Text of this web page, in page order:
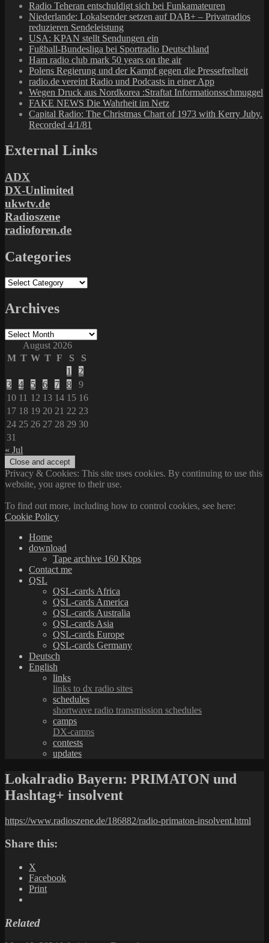
Radio Teheran entschuldigt sich bei Funkamateuren
Niederlande: Lokalsender setzen auf DAB+ – Privatradios
reduzieren Sendeleistung
USA: KPAN stellt Sendungen ein
Fußball-Bundesliga bei Sportradio Deutschland
Ham radio club mark 50 years on the air
Polens Regierung und der Kampf gegen die Pressefreiheit
radio.de vereint Radio und Podcasts in einer App
Wegen Druck aus Nordkorea :Straftat Informationsschmuggel
FAKE NEWS Die Wahrheit im Netz
Capital Radio: The Christmas Chart of 1973 with Kerry Juby.
Recorded 4/1/81
External Links
ADX
DX-Unlimited
ukwtv.de
Radioszene
radioforen.de
Categories
Categories
Archives
Archives
August 2026
M T W T F S
S
1
2
3
4 5 6 7 8
9
10 11 12 13 14 15 16
17 18 19 20 21 22 23
24 25 26 27 28 29 30
31
« Jul
Privacy & Cookies: This site uses cookies. By continuing to use this
website, you agree to their use.
To find out more, including how to control cookies, see here:
Cookie Policy
Home
download
Tape archive 160 Kbps
Contact me
QSL
QSL-cards Africa
QSL-cards America
QSL-cards Australia
QSL-cards Asia
QSL-cards Europe
QSL-cards Germany
Deutsch
English
links
links to dx radio sites
schedules
shortwave radio transmission schedules
camps
DX-camps
contests
updates
Lokalradio Bayern: PRIMATON und
Hashtag+ insolvent
https://www.radioszene.de/186882/radio-primaton-insolvent.html
Share this:
X
Facebook
Print
Related